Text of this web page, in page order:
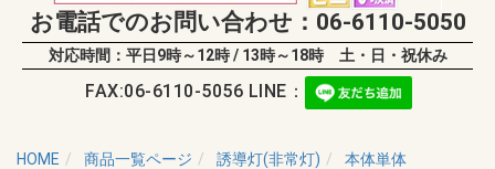
お電話でのお問い合わせ：06-6110-5050
対応時間：平日9時～12時 / 13時～18時 土・日・祝休み
FAX:06-6110-5056 LINE：
HOME 商品一覧ページ 誘導灯(非常灯)
本体単体